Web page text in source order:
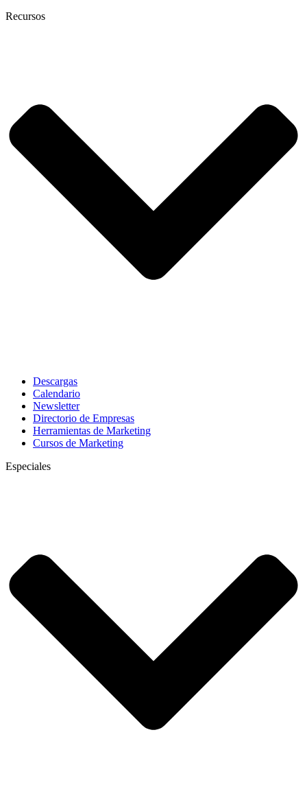
Recursos
Descargas
Calendario
Newsletter
Directorio de Empresas
Herramientas de Marketing
Cursos de Marketing
Especiales